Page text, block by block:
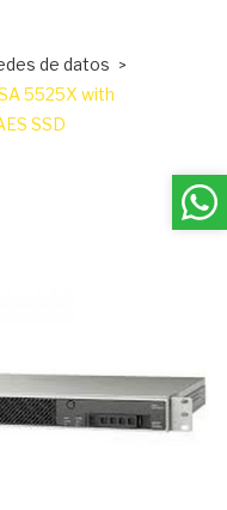
de datos
5525X with
SSD